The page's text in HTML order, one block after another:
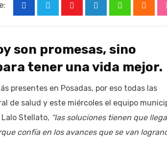
son promesas, sino
tener una vida mejor.
presentes en Posadas, por eso todas las
de salud y este miércoles el equipo
Stellato, “las soluciones tienen que
confía en los avances que se van